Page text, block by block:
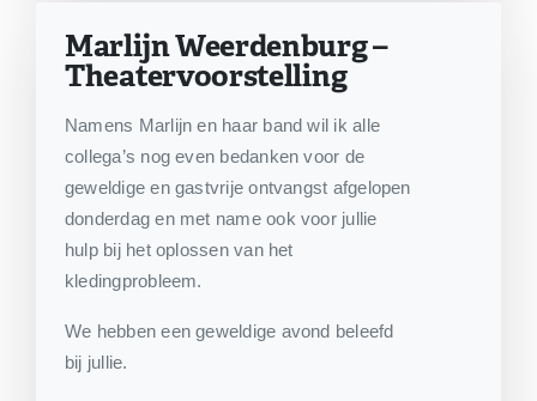
Marlijn Weerdenburg –
Theatervoorstelling
Namens Marlijn en haar band wil ik alle
collega’s nog even bedanken voor de
geweldige en gastvrije ontvangst afgelopen
donderdag en met name ook voor jullie
hulp bij het oplossen van het
kledingprobleem.
We hebben een geweldige avond beleefd
bij jullie.